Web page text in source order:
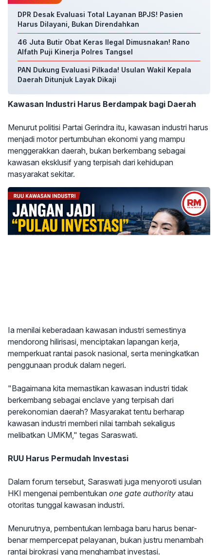
DPR Desak Evaluasi Total Layanan BPJS! Pasien
Harus Dilayani, Bukan Direndahkan
46 Juta Butir Obat Keras Ilegal Dimusnakan! Rano
Alfath Puji Kinerja Polres Tangsel
PAN Dukung Evaluasi Pilkada! Usulan Wakil Kepala
Daerah Ditunjuk Layak Dikaji
Kawasan Industri Harus Berdampak bagi Daerah
Menurut politisi Partai Gerindra itu, kawasan industri harus
menjadi motor pertumbuhan ekonomi yang mampu
menggerakkan daerah, bukan berkembang sebagai
kawasan eksklusif yang terpisah dari kehidupan
masyarakat sekitar.
Ia menilai keberadaan kawasan industri semestinya
mendorong hilirisasi, menciptakan lapangan kerja,
memperkuat rantai pasok nasional, serta meningkatkan
penggunaan produk dalam negeri.
"Bagaimana kita memastikan kawasan industri tidak
berkembang sebagai enclave yang terpisah dari
perekonomian daerah? Masyarakat tentu berharap
kawasan industri memberi nilai tambah sekaligus
melibatkan UMKM," tegas Saraswati.
RUU Harus Permudah Investasi
Dalam forum tersebut, Saraswati juga menyoroti usulan
HKI mengenai pembentukan one gate authority atau
otoritas tunggal kawasan industri.
Menurutnya, pembentukan lembaga baru harus benar-
benar mempercepat pelayanan, bukan justru menambah
rantai birokrasi yang menghambat investasi.